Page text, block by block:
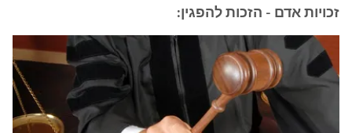
זכויות אדם - הזכות להפגין: